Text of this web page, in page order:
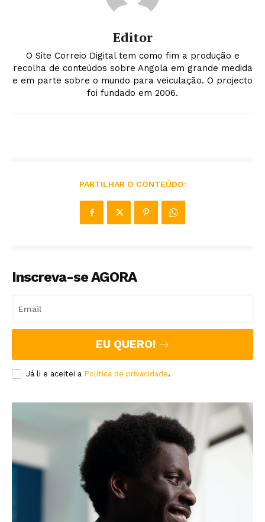
Editor
O Site Correio Digital tem como fim a produção e
recolha de conteúdos sobre Angola em grande medida
e em parte sobre o mundo para veiculação. O projecto
foi fundado em 2006.
PARTILHAR O CONTEÚDO:
Inscreva-se AGORA
EU QUERO!
Já li e aceitei a Política de privacidade.